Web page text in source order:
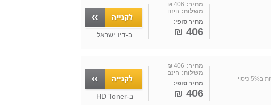
מחיר: 406 ₪
משלוח: חינם
מחיר סופי:
406 ₪ ב-דיו ישראל
מחיר: 406 ₪
משלוח: חינם
מחיר סופי:
406 ₪ ב-HD Toner